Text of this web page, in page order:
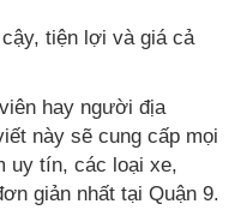
tiện lợi và giá cả
hay người địa
này sẽ cung cấp mọi
uy tín, các loại xe,
giản nhất tại Quận 9.